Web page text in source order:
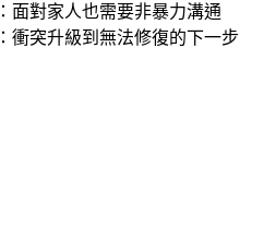
：面對家人也需要非暴力溝通
：衝突升級到無法修復的下一步